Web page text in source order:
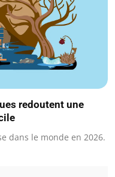
redoutent une
dans le monde en 2026.